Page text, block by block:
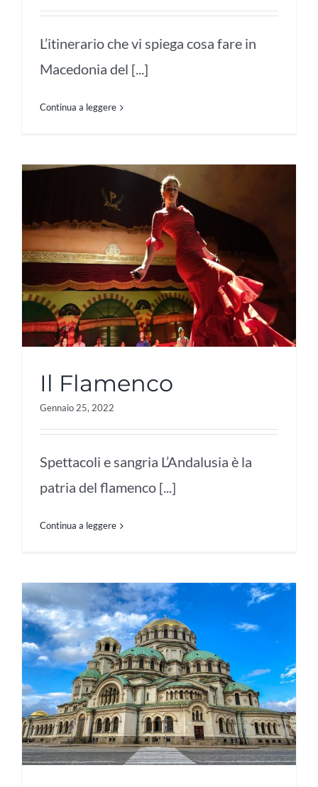
L’itinerario che vi spiega cosa fare in
Macedonia del [...]
Continua a leggere
Il Flamenco
Gennaio 25, 2022
Spettacoli e sangria L’Andalusia è la
patria del flamenco [...]
Continua a leggere